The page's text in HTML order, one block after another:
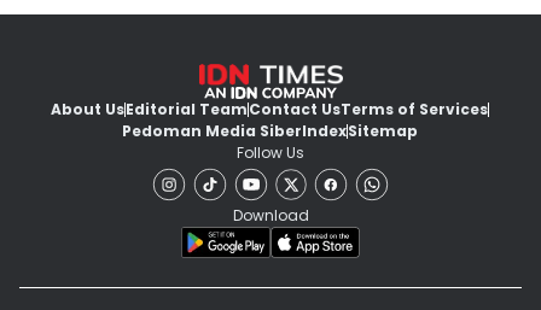
About UsEditorial TeamContact UsTerms of Services
Pedoman Media SiberIndexSitemap
Follow Us
Download